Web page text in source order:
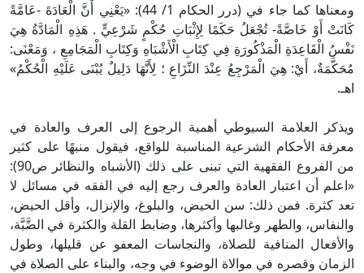
ومعناها كما جاء في (درر الحكام 1/ 44): «يَعْنِي أَنَّ الْعَادَةَ -عَامَّةً
كَانَتْ أَوْ خَاصَّةً- تُجْعَلُ حَكَمًا لِإِثْبَاتِ حُكْمٍ شَرْعِيٍّ . هَذِهِ الْمَادَّةُ هِيَ
نَفْسُ الْقَاعِدَةِ الْمَذْكُورَةِ فِي كِتَابِ الْأَشْبَاهِ وَكِتَابِ الْمَجَامِعِ ، وَمَعْنَى:
مُحَكَّمَةٌ، أَيْ: هِيَ الْمَرْجِعُ عِنْدَ النِّزَاعِ ؛ لِأَنَّهَا دَلِيلٌ يُبْنَى عَلَيْهِ الْحُكْمُ»
اهـ.
ويذكر العلامة السيوطي أهمية الرجوع إلى العرف والعادة في
معرفة الأحكام الشرعية المناسبة للواقع، فيقول منبهًا على كثير
من الفروع الفقهية التي تبنى على ذلك (الأشباه والنظائر ص90):
«اعلم أن اعتبار العادة والعرف رجع إليه في الفقه في مسائل لا
تعد كثرة. فمن ذلك: سن الحيض، والبلوغ، والإنزال، وأقل الحيض،
والنفاس، والطهر وغالبها وأكثرها، وضابط القلة والكثرة في الضَّبَّة،
والأفعال المنافية للصلاة، والنجاسات المعفو عن قليلها، وطول
الزمان وقصره في موالاة الوضوء في وجه، والبناء على الصلاة في